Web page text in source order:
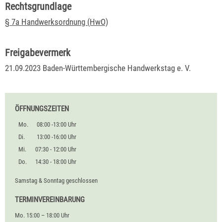
Rechtsgrundlage
§ 7a Handwerksordnung (HwO)
Freigabevermerk
21.09.2023 Baden-Württembergische Handwerkstag e. V.
ÖFFNUNGSZEITEN
Mo.
08:00 -13:00 Uhr
Di.
13:00 -16:00 Uhr
Mi.
07:30 - 12:00 Uhr
Do.
14:30 - 18:00 Uhr
Samstag & Sonntag geschlossen
TERMINVEREINBARUNG
Mo. 15:00 – 18:00 Uhr